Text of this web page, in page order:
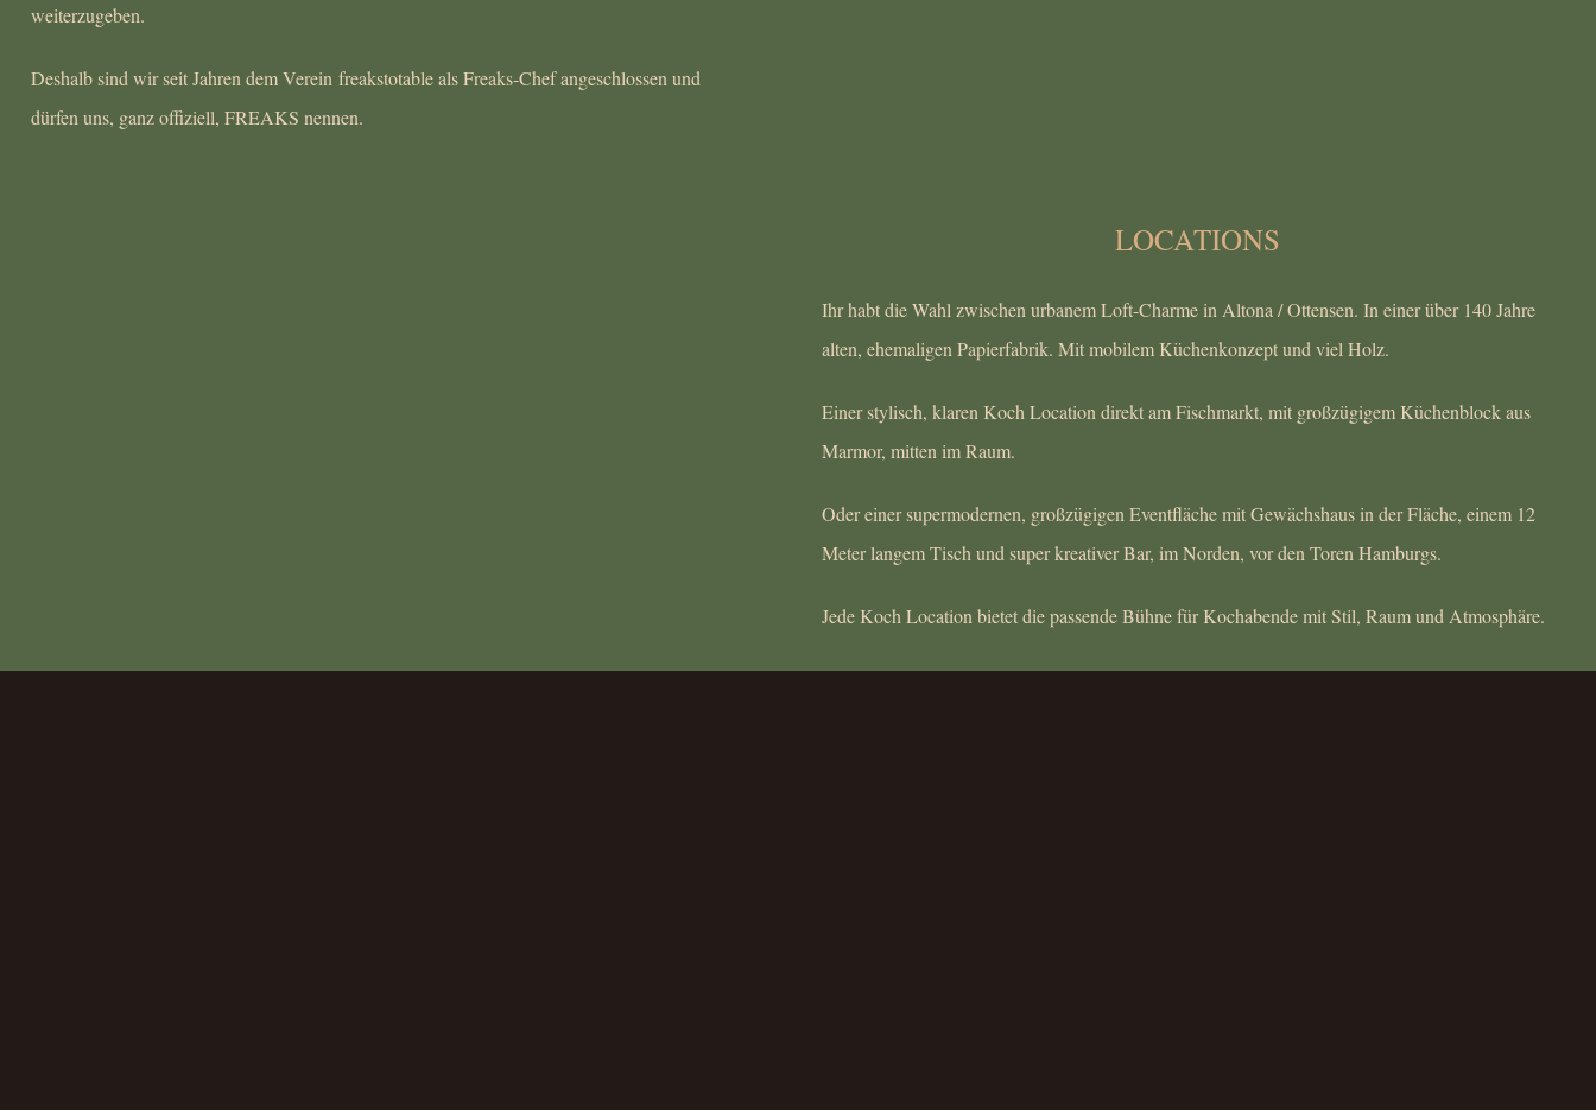
weiterzugeben.
Deshalb sind wir seit Jahren dem Verein freakstotableals Freaks-Chef angeschlossen und
dürfen uns, ganz offiziell, FREAKS nennen.
LOCATIONS
Ihr habt die Wahl zwischen urbanem Loft-Charme in Altona / Ottensen. In einer über 140 Jahre
alten, ehemaligen Papierfabrik. Mit mobilem Küchenkonzept und viel Holz.
Einer stylisch, klaren Koch Location direkt am Fischmarkt, mit großzügigem Küchenblock aus
Marmor, mitten im Raum.
Oder einer supermodernen, großzügigen Eventfläche mit Gewächshaus in der Fläche, einem 12
Meter langem Tisch und super kreativer Bar, im Norden, vor den Toren Hamburgs.
Jede Koch Location bietet die passende Bühne für Kochabende mit Stil, Raum und Atmosphäre.